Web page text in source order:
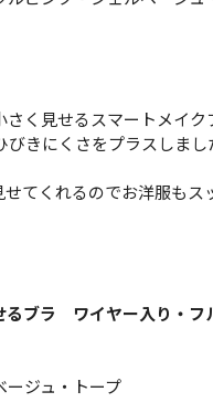
く見せるスマートメイ
きにくさをプラスしま
てくれるのでお洋服も
るブラ ワイヤー入り・フ
ジュ・トープ